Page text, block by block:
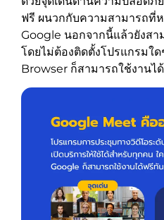
ฟรี ผนวกกับความสามารถที่
Google นอกจากนี้แล้วยังสา
โดยไม่ต้องติดตั้งโปรแกรมใ
Browser ก็สามารถใช้งานได้